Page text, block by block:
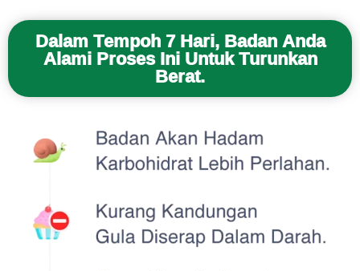
Dalam Tempoh 7 Hari, Badan Anda
Alami Proses Ini Untuk Turunkan
Berat.